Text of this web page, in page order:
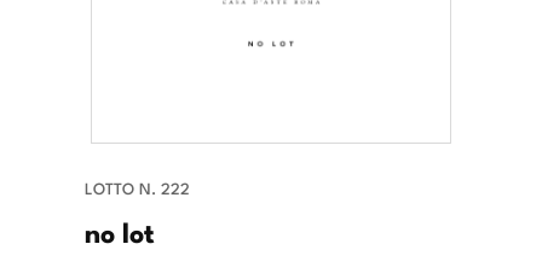
LOTTO N. 222
no lot